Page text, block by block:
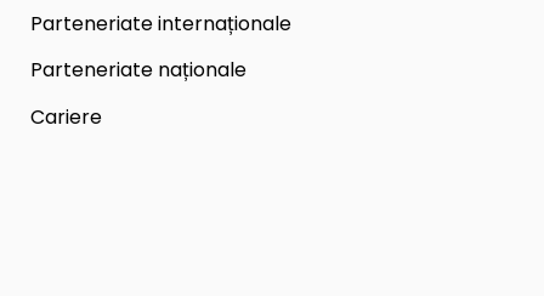
Parteneriate internaționale
Parteneriate naționale
Cariere